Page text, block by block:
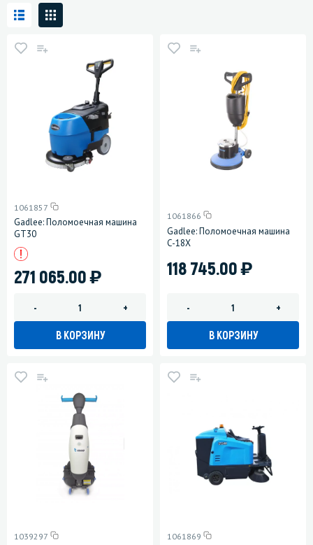
1061857
Gadlee: Поломоечная машина
GT30
271 065.00)
- +
В КОРЗИНУ
1061866
Gadlee: Поломоечная машина
C-18X
118 745.00)
- +
В КОРЗИНУ
1039297 1061869